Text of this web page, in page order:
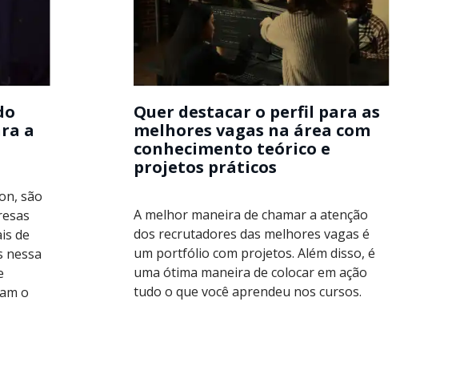
a
são
de
nessa
o
Quer destacar o perfil para as
melhores vagas na área com
conhecimento teórico e
projetos práticos
A melhor maneira de chamar a atenção
dos recrutadores das melhores vagas é
um portfólio com projetos. Além disso, é
uma ótima maneira de colocar em ação
tudo o que você aprendeu nos cursos.